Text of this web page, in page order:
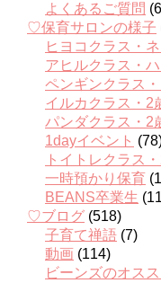
よくあるご質問
♡保育サロンの様子
ヒヨコクラス・
アヒルクラス・
ペンギンクラス
イルカクラス・2
パンダクラス・2
1dayイベント
トイトレクラス
一時預かり保育
BEANS卒業生
♡ブログ (518)
子育て禅語 (7)
動画 (114)
ビーンズのオスス